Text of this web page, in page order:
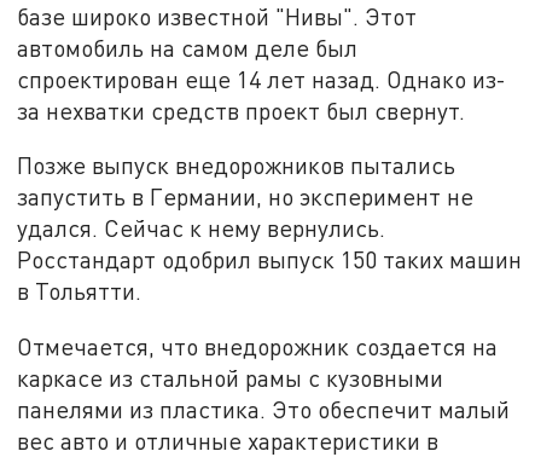
базе широко известной "Нивы". Этот
автомобиль на самом деле был
спроектирован еще 14 лет назад. Однако из-
за нехватки средств проект был свернут.
Позже выпуск внедорожников пытались
запустить в Германии, но эксперимент не
удался. Сейчас к нему вернулись.
Росстандарт одобрил выпуск 150 таких машин
в Тольятти.
Отмечается, что внедорожник создается на
каркасе из стальной рамы с кузовными
панелями из пластика. Это обеспечит малый
вес авто и отличные характеристики в